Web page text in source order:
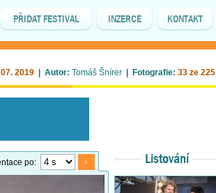
PŘIDAT FESTIVAL INZERCE KONTAKT
2019 | Autor: Tomáš Šnírer | Fotografie: 33 ze 225
po: Listování